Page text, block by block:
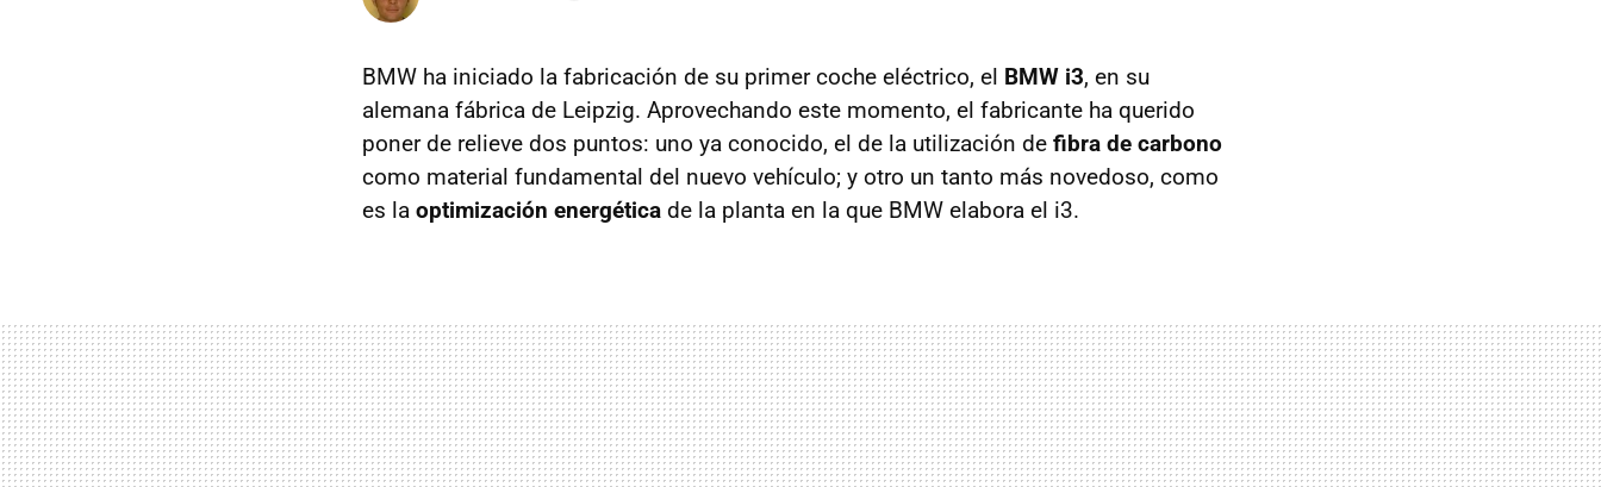
BMW ha iniciado la fabricación de su primer coche eléctrico, el BMW i3, en su
alemana fábrica de Leipzig. Aprovechando este momento, el fabricante ha querido
poner de relieve dos puntos: uno ya conocido, el de la utilización de fibra de carbono
como material fundamental del nuevo vehículo; y otro un tanto más novedoso, como
es la optimización energética de la planta en la que BMW elabora el i3.